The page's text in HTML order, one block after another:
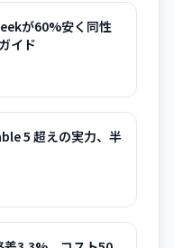
が60%安く同性
イド
5 超えの実力、半